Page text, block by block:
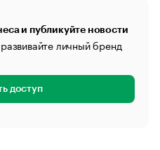
и публикуйте новости
личный бренд
доступ